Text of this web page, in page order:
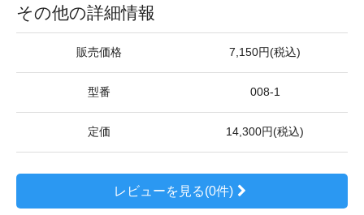
その他の詳細情報
販売価格 7,150円(税込)
型番 008-1
定価 14,300円(税込)
レビューを見る(0件)